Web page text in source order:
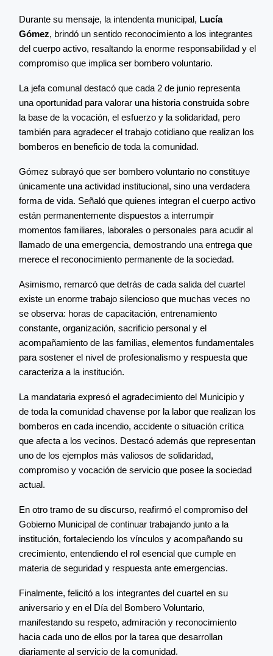
Durante su mensaje, la intendenta municipal, Lucía
Gómez, brindó un sentido reconocimiento a los integrantes
del cuerpo activo, resaltando la enorme responsabilidad y el
compromiso que implica ser bombero voluntario.
La jefa comunal destacó que cada 2 de junio representa
una oportunidad para valorar una historia construida sobre
la base de la vocación, el esfuerzo y la solidaridad, pero
también para agradecer el trabajo cotidiano que realizan los
bomberos en beneficio de toda la comunidad.
Gómez subrayó que ser bombero voluntario no constituye
únicamente una actividad institucional, sino una verdadera
forma de vida. Señaló que quienes integran el cuerpo activo
están permanentemente dispuestos a interrumpir
momentos familiares, laborales o personales para acudir al
llamado de una emergencia, demostrando una entrega que
merece el reconocimiento permanente de la sociedad.
Asimismo, remarcó que detrás de cada salida del cuartel
existe un enorme trabajo silencioso que muchas veces no
se observa: horas de capacitación, entrenamiento
constante, organización, sacrificio personal y el
acompañamiento de las familias, elementos fundamentales
para sostener el nivel de profesionalismo y respuesta que
caracteriza a la institución.
La mandataria expresó el agradecimiento del Municipio y
de toda la comunidad chavense por la labor que realizan los
bomberos en cada incendio, accidente o situación crítica
que afecta a los vecinos. Destacó además que representan
uno de los ejemplos más valiosos de solidaridad,
compromiso y vocación de servicio que posee la sociedad
actual.
En otro tramo de su discurso, reafirmó el compromiso del
Gobierno Municipal de continuar trabajando junto a la
institución, fortaleciendo los vínculos y acompañando su
crecimiento, entendiendo el rol esencial que cumple en
materia de seguridad y respuesta ante emergencias.
Finalmente, felicitó a los integrantes del cuartel en su
aniversario y en el Día del Bombero Voluntario,
manifestando su respeto, admiración y reconocimiento
hacia cada uno de ellos por la tarea que desarrollan
diariamente al servicio de la comunidad.